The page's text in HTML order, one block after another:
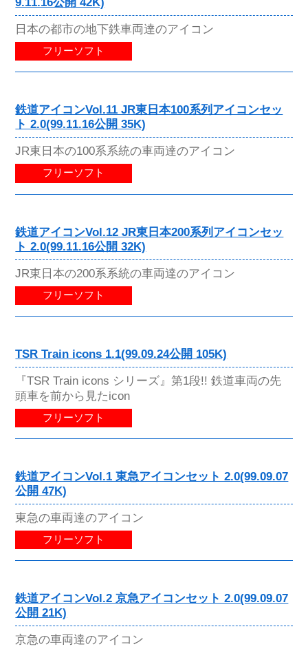
日本の都市の地下鉄車両達のアイコン
フリーソフト
鉄道アイコンVol.11 JR東日本100系列アイコンセッ
ト 2.0(99.11.16公開 35K)
JR東日本の100系系統の車両達のアイコン
フリーソフト
鉄道アイコンVol.12 JR東日本200系列アイコンセッ
ト 2.0(99.11.16公開 32K)
JR東日本の200系系統の車両達のアイコン
フリーソフト
TSR Train icons 1.1(99.09.24公開 105K)
『TSR Train icons シリーズ』第1段!! 鉄道車両の先
頭車を前から見たicon
フリーソフト
鉄道アイコンVol.1 東急アイコンセット 2.0(99.09.07
公開 47K)
東急の車両達のアイコン
フリーソフト
鉄道アイコンVol.2 京急アイコンセット 2.0(99.09.07
公開 21K)
京急の車両達のアイコン